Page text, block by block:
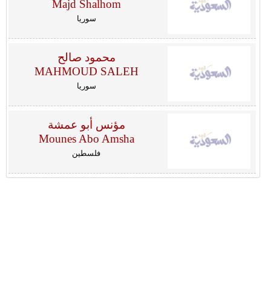
Majd Shalhom
سوريا
محمود صالح
MAHMOUD SALEH
سوريا
مؤنس أبو عمشة
Mounes Abo Amsha
فلسطين